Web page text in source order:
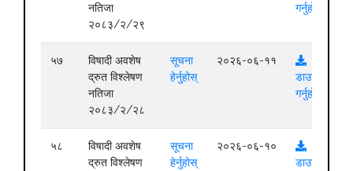
नतिजा
२०८३/२/२९
गर्नुहोस्
५७
विषादी अवशेष
द्रुत विश्लेषण
नतिजा
२०८३/२/२८
सूचना
हेर्नुहोस्
२०२६-०६-११
डाउनलोड
गर्नुहोस्
५८
विषादी अवशेष
द्रुत विश्लेषण
सूचना
हेर्नुहोस्
२०२६-०६-१०
डाउनलोड